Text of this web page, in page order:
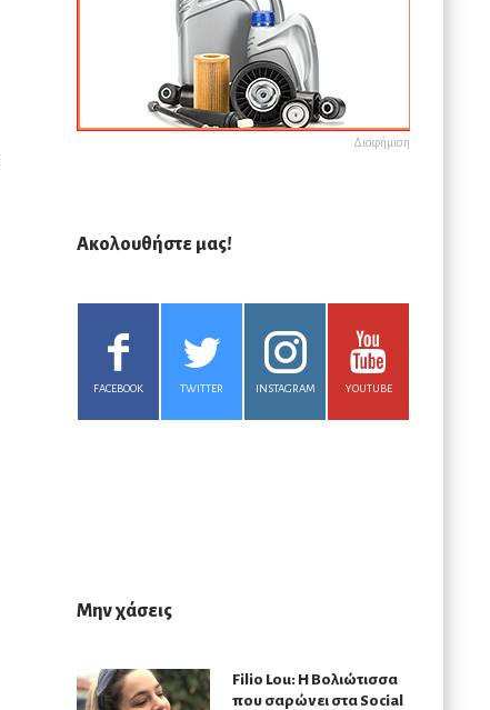
Διαφήμιση
Ακολουθήστε μας!
FACEBOOK TWITTER INSTAGRAM YOUTUBE
Μην χάσεις
Filio Lou: Η Βολιώτισσα
που σαρώνει στα Social